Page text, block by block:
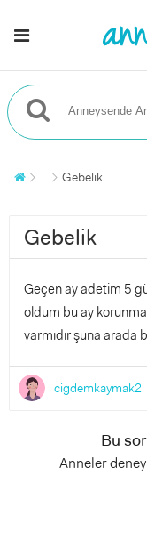
... Gebelik
Gebelik
Geçen ay adetim 5
oldum bu ay
varmıdır şuna arada
cigdemkaymak2
Bu
Anneler